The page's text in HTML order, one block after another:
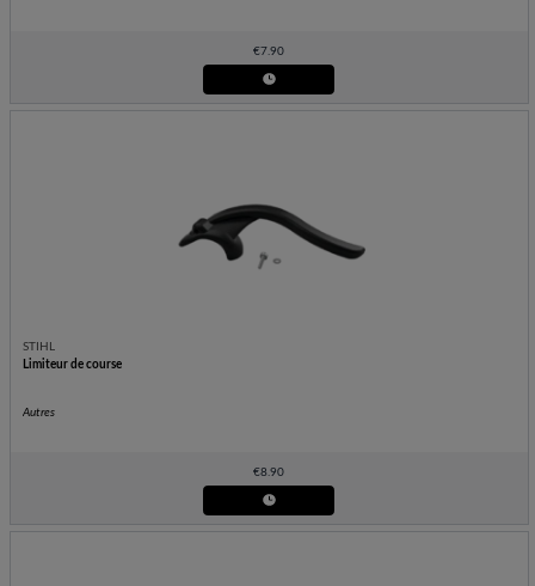
€7.90
STIHL
Limiteur de course
Autres
€8.90